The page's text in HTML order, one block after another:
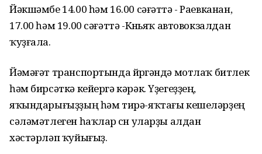
Йәкшәмбе 14.00 һәм 16.00 сәғәттә - Раевканан,
17.00 һәм 19.00 сәғәттә -Көньяҡ автовокзалдан
ҡуҙғала.
Йәмәғәт транспортында йөрөгәндә мотлаҡ битлек
һәм бирсәткә кейергә кәрәк. Үҙегеҙҙең,
яҡындарығыҙҙың һәм тирә-яҡтағы кешеләрҙең
сәләмәтлеген һаҡлар өсөн уларҙы алдан
хәстәрләп ҡуйығыҙ.